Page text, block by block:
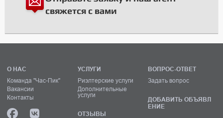
свяжется с вами
О НАС
Команда "Час-Пик"
Вакансии
Контакты
УСЛУГИ
Риэлтерские услуги
Дополнительные
услуги
ОТЗЫВЫ
ВОПРОС-ОТВЕТ
Задать вопрос
ДОБАВИТЬ ОБЪЯВЛ
ЕНИЕ